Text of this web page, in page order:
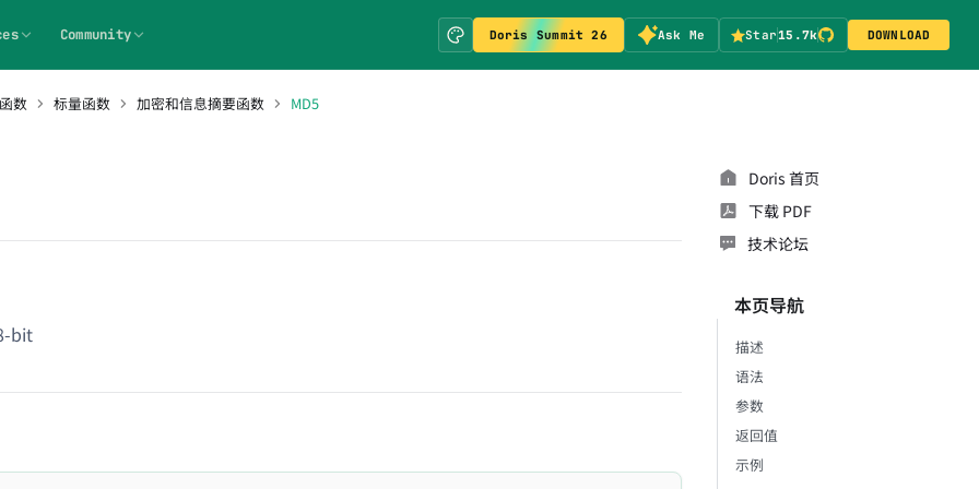
Community Doris Summit 26 Ask Me Star15.7k DOWNLOAD
数 标量函数 加密和信息摘要函数 MD5
bit
Doris 首页
下载 PDF
技术论坛
本页导航
描述
语法
参数
返回值
示例